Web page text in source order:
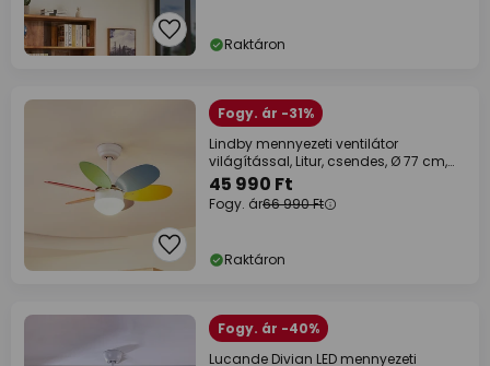
Raktáron
Fogy. ár -31%
Lindby mennyezeti ventilátor
világítással, Litur, csendes, Ø 77 cm,
E27
45 990 Ft
Fogy. ár66 990 Ft
Raktáron
Fogy. ár -40%
Lucande Divian LED mennyezeti